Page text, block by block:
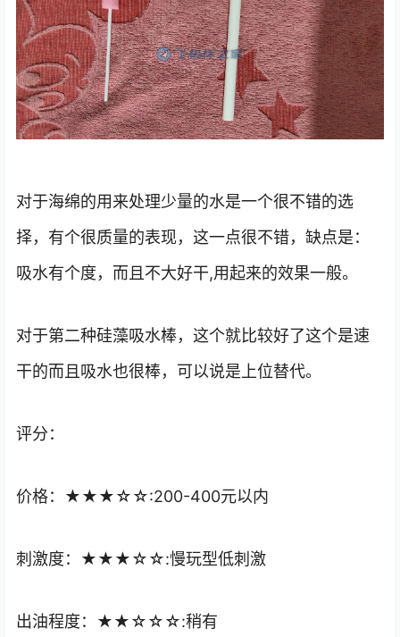
对于海绵的用来处理少量的水是一个很不错的选
择，有个很质量的表现，这一点很不错，缺点是：
吸水有个度，而且不大好干,用起来的效果一般。
对于第二种硅藻吸水棒，这个就比较好了这个是速
干的而且吸水也很棒，可以说是上位替代。
评分：
价格：★★★☆☆:200-400元以内
刺激度：★★★☆☆:慢玩型低刺激
出油程度：★★☆☆☆:稍有